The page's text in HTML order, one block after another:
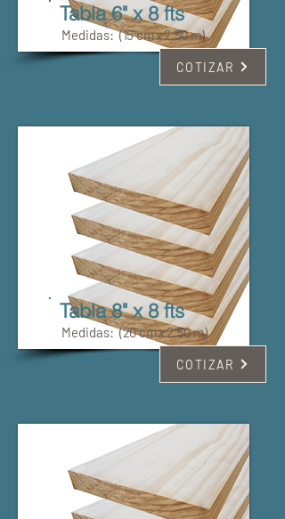
Tabla 6" x 8 fts
Medidas:(15 cm x 2.50 m)
COTIZAR
Tabla 8" x 8 fts
Medidas:(20 cm x 2.50 m)
COTIZAR